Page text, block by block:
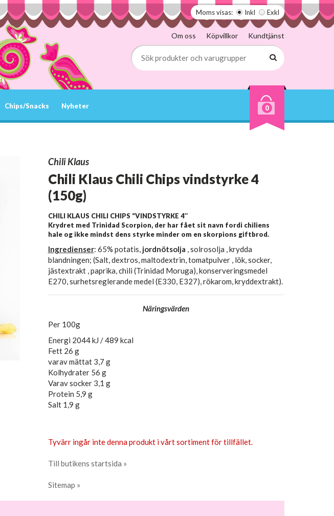
Moms visas: Inkl Exkl
Om oss Köpvillkor Kundtjänst
Chips/Snacks Nyheter 0
Chili Klaus
Chili Klaus Chili Chips vindstyrke 4
(150g)
CHILI KLAUS CHILI CHIPS “VINDSTYRKE 4″
Krydret med Trinidad Scorpion, der har fået sit navn fordi chiliens
hale og ikke mindst dens styrke minder om en skorpions giftbrod.
Ingredienser: 65% potatis, jordnötsolja , solrosolja , krydda
blandningen; (Salt, dextros, maltodextrin, tomatpulver , lök, socker,
jästextrakt , paprika, chili (Trinidad Moruga), konserveringsmedel
E270, surhetsreglerande medel (E330, E327), rökarom, kryddextrakt).
Näringsvärden
Per 100g
Energi 2044 kJ / 489 kcal
Fett 26 g
varav mättat 3,7 g
Kolhydrater 56 g
Varav socker 3,1 g
Protein 5,9 g
Salt 1,9 g
Tyvärr ingår inte denna produkt i vårt sortiment för tillfället.
Till butikens startsida »
Sitemap »